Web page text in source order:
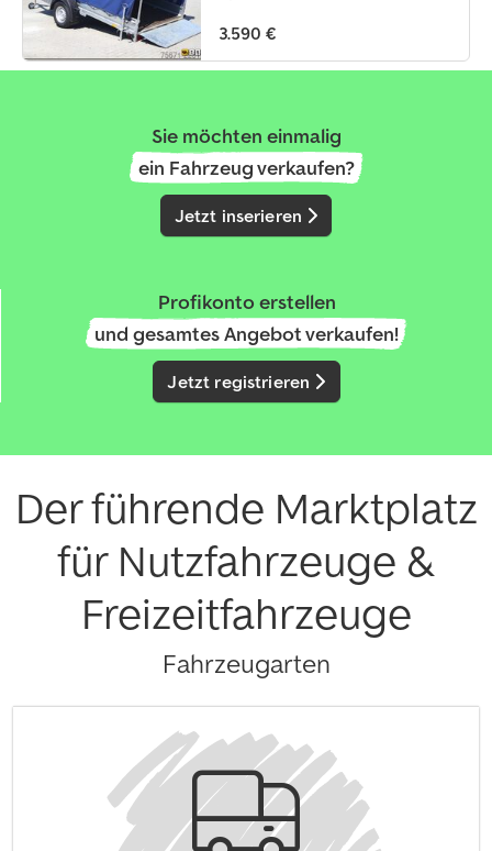
3.590 €
Sie möchten einmalig
ein Fahrzeug verkaufen?
Jetzt inserieren
Profikonto erstellen
und gesamtes Angebot verkaufen!
Jetzt registrieren
Der führende Marktplatz
für Nutzfahrzeuge &
Freizeitfahrzeuge
Fahrzeugarten